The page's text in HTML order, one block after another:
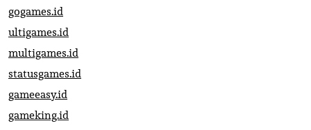
gogames.id
ultigames.id
multigames.id
statusgames.id
gameeasy.id
gameking.id